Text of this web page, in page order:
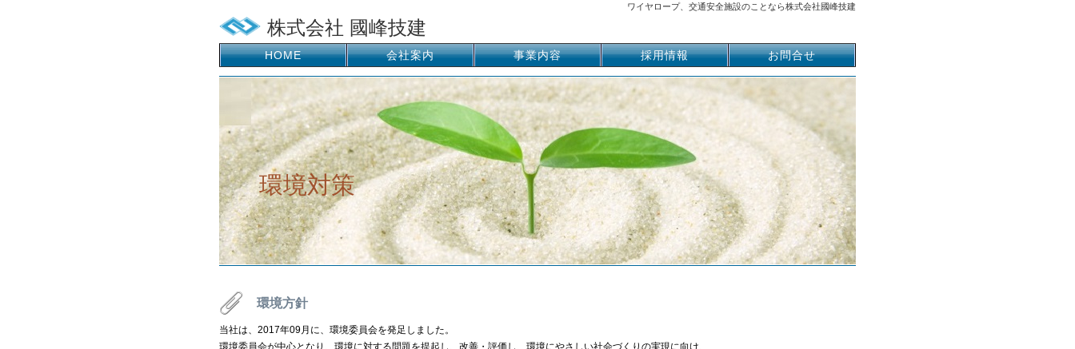
ワイヤロープ、交通安全施設のことなら株式会社國峰技建
株式会社 國峰技建
HOME 会社案内 事業内容 採用情報 お問合せ
環境対策
環境方針
当社は、2017年09月に、環境委員会を発足しました。
環境委員会が中心となり、環境に対する問題を提起し、改善・評価し、環境にやさしい社会づくりの実現に向け、